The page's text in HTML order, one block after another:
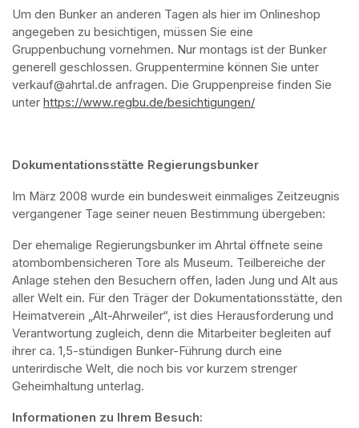
Um den Bunker an anderen Tagen als hier im Onlineshop
angegeben zu besichtigen, müssen Sie eine
Gruppenbuchung vornehmen. Nur montags ist der Bunker
generell geschlossen. Gruppentermine können Sie unter
verkauf@ahrtal.de anfragen. Die Gruppenpreise finden Sie
unter https://www.regbu.de/besichtigungen/
Dokumentationsstätte Regierungsbunker
Im März 2008 wurde ein bundesweit einmaliges Zeitzeugnis
vergangener Tage seiner neuen Bestimmung übergeben:
Der ehemalige Regierungsbunker im Ahrtal öffnete seine
atombombensicheren Tore als Museum. Teilbereiche der
Anlage stehen den Besuchern offen, laden Jung und Alt aus
aller Welt ein. Für den Träger der Dokumentationsstätte, den
Heimatverein „Alt-Ahrweiler“, ist dies Herausforderung und
Verantwortung zugleich, denn die Mitarbeiter begleiten auf
ihrer ca. 1,5-stündigen Bunker-Führung durch eine
unterirdische Welt, die noch bis vor kurzem strenger
Geheimhaltung unterlag.
Informationen zu Ihrem Besuch: